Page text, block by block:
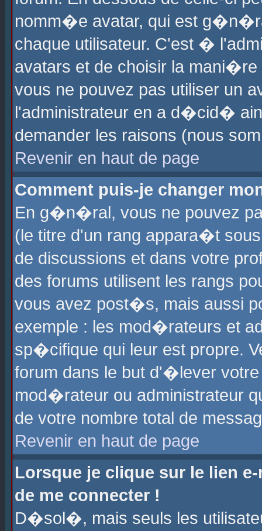
nomm�e avatar, qui est
chaque utilisateur. C'est �
avatars et de choisir la
vous ne pouvez pas utiliser un
l'administrateur en a d�cid�
demander les raisons (nous
Revenir en haut de page
Comment puis-je changer
En g�n�ral, vous ne pouvez
(le titre d'un rang appara�t
de discussions et dans votre
des forums utilisent les rangs
vous avez post�s, mais aussi
exemple : les mod�rateurs et
sp�cifique qui leur est propre.
forum dans le but d'�lever
mod�rateur ou administrateur
de votre nombre total de
Revenir en haut de page
Lorsque je clique sur le lien
de me connecter !
D�sol�, mais seuls les